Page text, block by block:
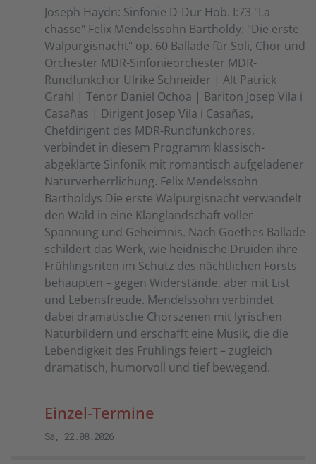
Joseph Haydn: Sinfonie D-Dur Hob. I:73 "La
chasse" Felix Mendelssohn Bartholdy: "Die erste
Walpurgisnacht" op. 60 Ballade für Soli, Chor und
Orchester MDR-Sinfonieorchester MDR-
Rundfunkchor Ulrike Schneider | Alt Patrick
Grahl | Tenor Daniel Ochoa | Bariton Josep Vila i
Casañas | Dirigent Josep Vila i Casañas,
Chefdirigent des MDR-Rundfunkchores,
verbindet in diesem Programm klassisch-
abgeklärte Sinfonik mit romantisch aufgeladener
Naturverherrlichung. Felix Mendelssohn
Bartholdys Die erste Walpurgisnacht verwandelt
den Wald in eine Klanglandschaft voller
Spannung und Geheimnis. Nach Goethes Ballade
schildert das Werk, wie heidnische Druiden ihre
Frühlingsriten im Schutz des nächtlichen Forsts
behaupten – gegen Widerstände, aber mit List
und Lebensfreude. Mendelssohn verbindet
dabei dramatische Chorszenen mit lyrischen
Naturbildern und erschafft eine Musik, die die
Lebendigkeit des Frühlings feiert – zugleich
dramatisch, humorvoll und tief bewegend.
Einzel-Termine
Sa, 22.08.2026